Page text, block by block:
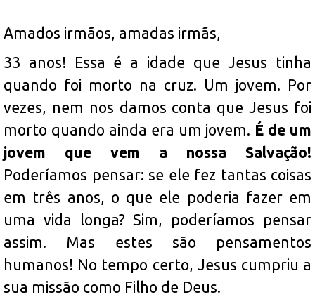
Amados irmãos, amadas irmãs,
33 anos! Essa é a idade que Jesus tinha
quando foi morto na cruz. Um jovem. Por
vezes, nem nos damos conta que Jesus foi
morto quando ainda era um jovem. É de um
jovem que vem a nossa Salvação!
Poderíamos pensar: se ele fez tantas coisas
em três anos, o que ele poderia fazer em
uma vida longa? Sim, poderíamos pensar
assim. Mas estes são pensamentos
humanos! No tempo certo, Jesus cumpriu a
sua missão como Filho de Deus.